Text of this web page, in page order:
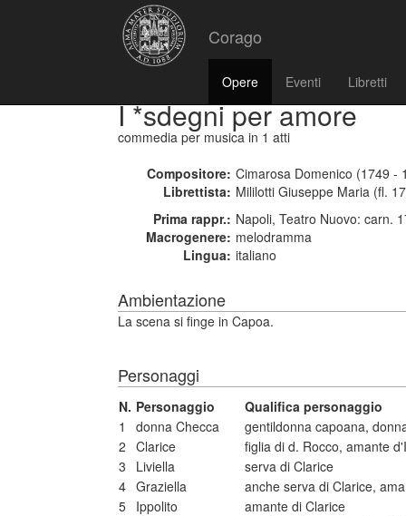
Corago
Opere Eventi Libretti
I *sdegni per amore
commedia per musica in 1 atti
Compositore: Cimarosa Domenico (1749 -
Librettista: Mililotti Giuseppe Maria (fl.
Prima rappr.: Napoli, Teatro Nuovo: carn.
Macrogenere: melodramma
Lingua: italiano
Ambientazione
La scena si finge in Capoa.
Personaggi
N. Personaggio
Qualifica personaggio
1
donna Checca
gentildonna capoana,
2 Clarice
figlia di d. Rocco, amante
3
Liviella
serva di Clarice
4 Graziella
anche serva di Clarice,
5 Ippolito
amante di Clarice